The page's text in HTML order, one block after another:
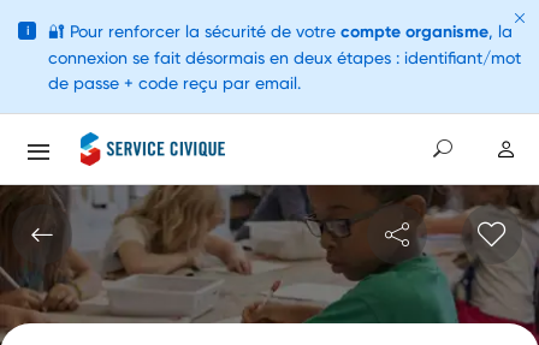
i 🔐 Pour renforcer la sécurité de votre compte organisme, la
connexion se fait désormais en deux étapes : identifiant/mot
de passe + code reçu par email.